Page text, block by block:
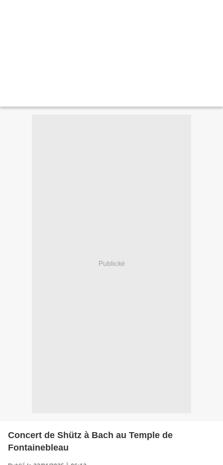
Publicité
Concert de Shütz à Bach au Temple de
Fontainebleau